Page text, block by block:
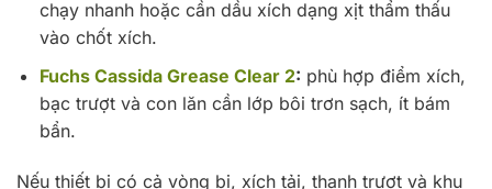
chạy nhanh hoặc cần dầu xích dạng xịt thẩm thấu
vào chốt xích.
Fuchs Cassida Grease Clear 2: phù hợp điểm xích,
bạc trượt và con lăn cần lớp bôi trơn sạch, ít bám
bẩn.
Nếu thiết bị có cả vòng bi, xích tải, thanh trượt và khu